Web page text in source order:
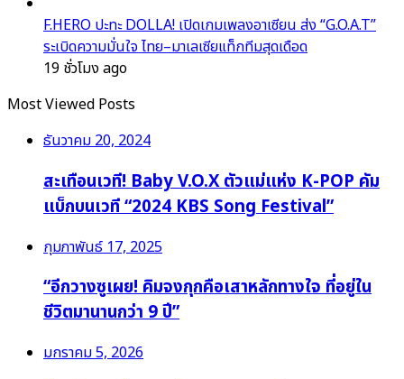
F.HERO ปะทะ DOLLA! เปิดเกมเพลงอาเซียน ส่ง “G.O.A.T”
ระเบิดความมั่นใจ ไทย–มาเลเซียแท็กทีมสุดเดือด
19 ชั่วโมง ago
Most Viewed Posts
ธันวาคม 20, 2024
สะเทือนเวที! Baby V.O.X ตัวแม่แห่ง K-POP คัม
แบ็กบนเวที “2024 KBS Song Festival”
กุมภาพันธ์ 17, 2025
“อีกวางซูเผย! คิมจงกุกคือเสาหลักทางใจ ที่อยู่ใน
ชีวิตมานานกว่า 9 ปี”
มกราคม 5, 2026